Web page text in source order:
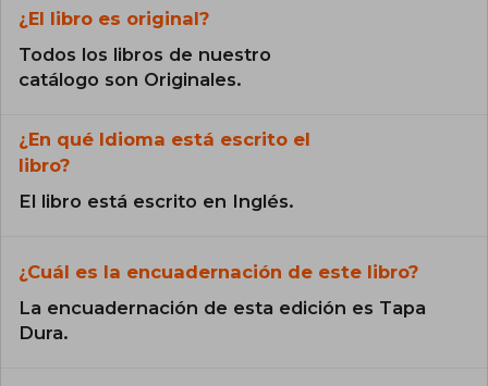
¿El libro es original?
Todos los libros de nuestro
catálogo son Originales.
¿En qué Idioma está escrito el
libro?
El libro está escrito en Inglés.
¿Cuál es la encuadernación de este libro?
La encuadernación de esta edición es Tapa
Dura.